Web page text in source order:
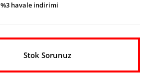
%3 havale indirimi
Stok Sorunuz